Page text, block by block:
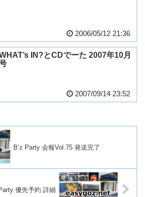
2006/05/12 21:36
IN?とCDでーた 2007年10月
2007/09/14 23:52
B’z Party 会報Vol.75 発送完了
優先予約 詳細